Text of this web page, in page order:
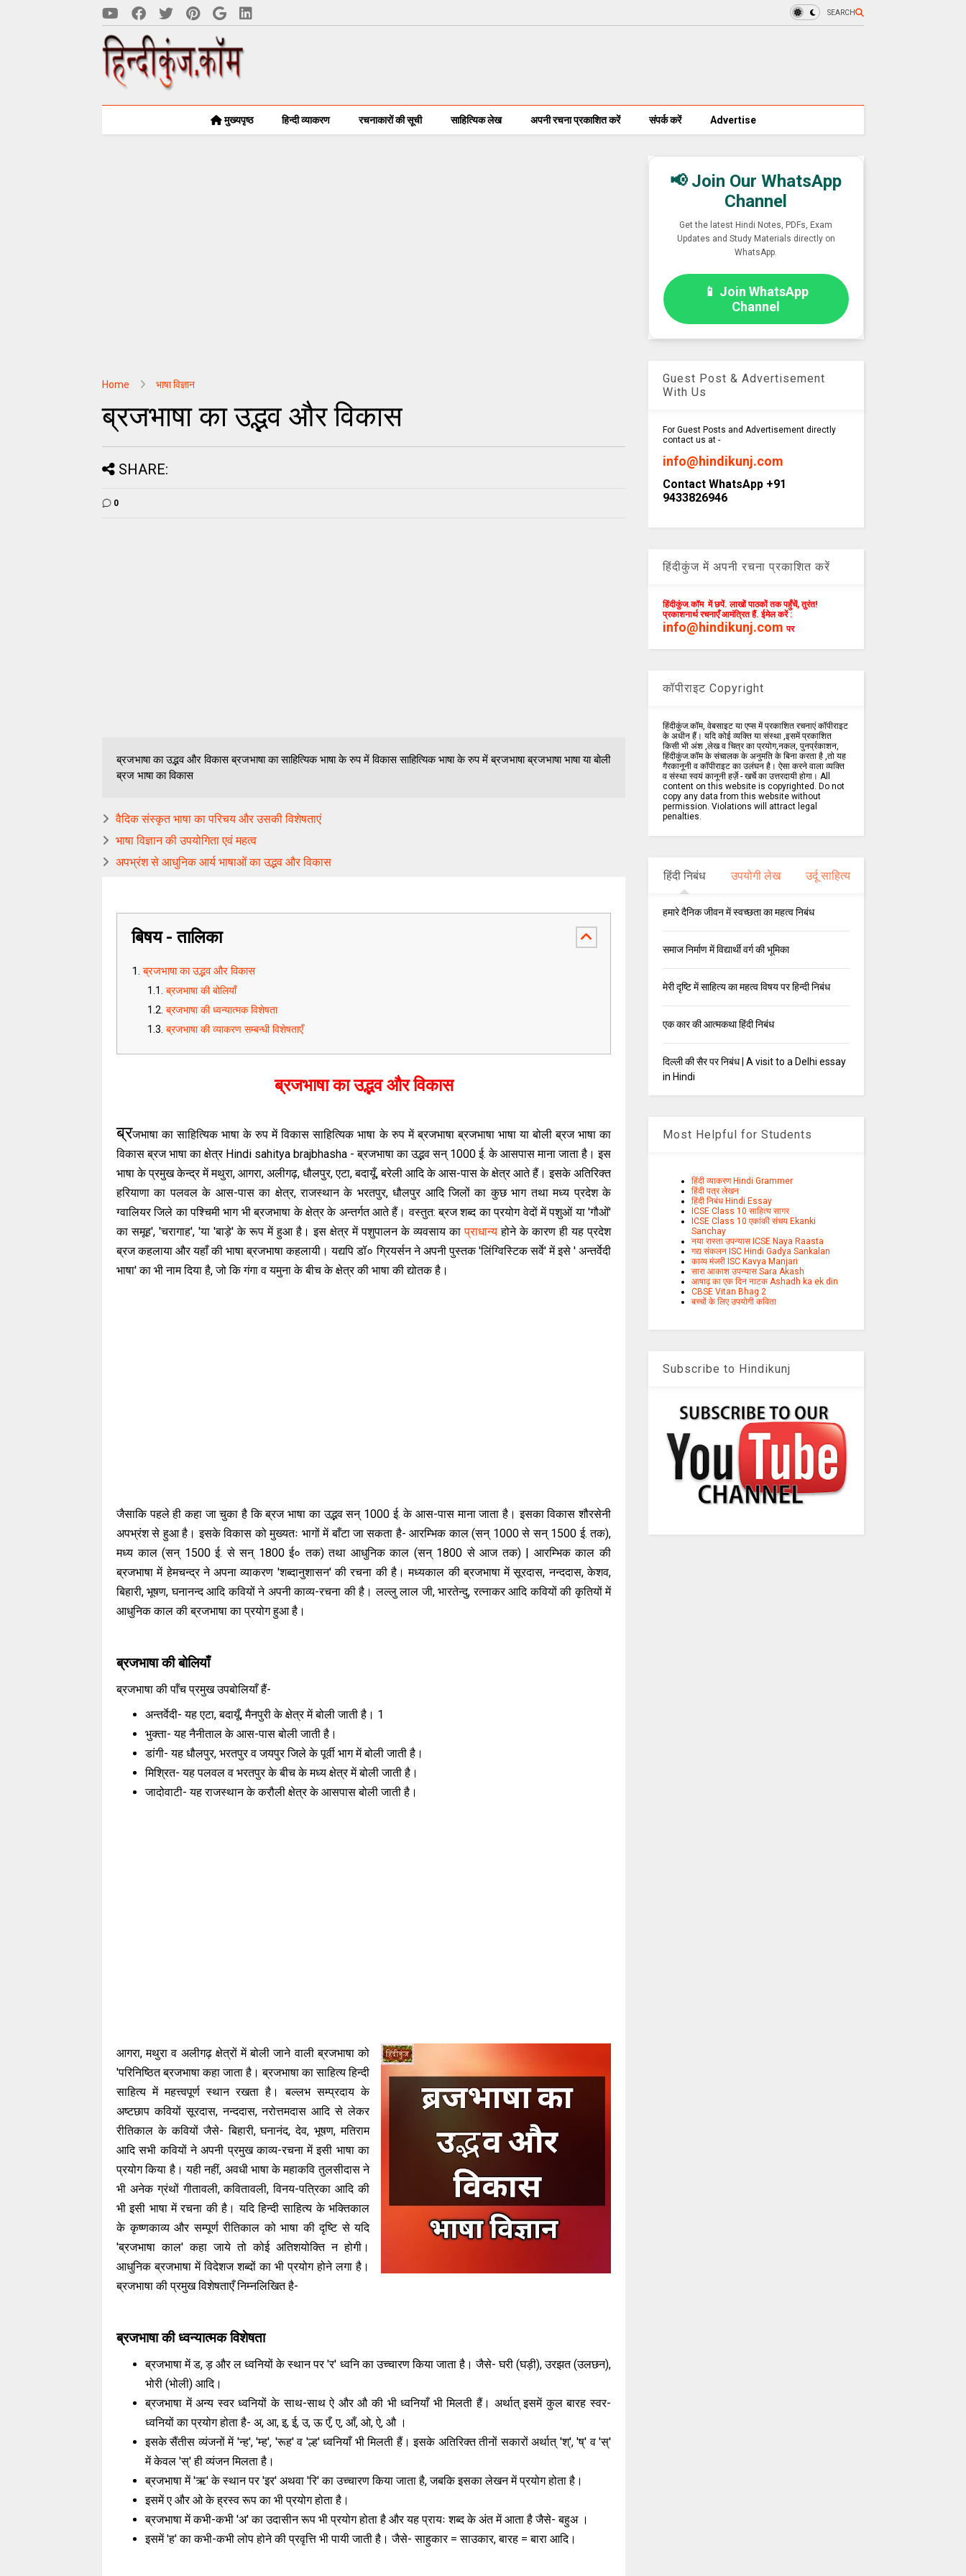
SEARCH
मुख्यपृष्ठ हिन्दी व्याकरण रचनाकारों की सूची साहित्यिक लेख अपनी रचना प्रकाशित करें संपर्क करें Advertise
Home भाषा विज्ञान
ब्रजभाषा का उद्भव और विकास
SHARE:
0
ब्रजभाषा का उद्भव और विकास ब्रजभाषा का साहित्यिक भाषा के रुप में विकास साहित्यिक भाषा के रुप में ब्रजभाषा ब्रजभाषा भाषा या बोली
ब्रज भाषा का विकास
वैदिक संस्कृत भाषा का परिचय और उसकी विशेषताएं
भाषा विज्ञान की उपयोगिता एवं महत्व
अपभ्रंश से आधुनिक आर्य भाषाओं का उद्भव और विकास
बिषय - तालिका
ब्रजभाषा का उद्भव और विकास
ब्रजभाषा की बोलियाँ
ब्रजभाषा की ध्वन्यात्मक विशेषता
ब्रजभाषा की व्याकरण सम्बन्धी विशेषताएँ
ब्रजभाषा का उद्भव और विकास
ब्रजभाषा का साहित्यिक भाषा के रुप में विकास साहित्यिक भाषा के रुप में ब्रजभाषा ब्रजभाषा भाषा या बोली ब्रज भाषा का
विकास ब्रज भाषा का क्षेत्र Hindi sahitya brajbhasha - ब्रजभाषा का उद्भव सन् 1000 ई. के आसपास माना जाता है। इस
भाषा के प्रमुख केन्द्र में मथुरा, आगरा, अलीगढ़, धौलपुर, एटा, बदायूँ, बरेली आदि के आस-पास के क्षेत्र आते हैं। इसके अतिरिक्त
हरियाणा का पलवल के आस-पास का क्षेत्र, राजस्थान के भरतपुर, धौलपुर आदि जिलों का कुछ भाग तथा मध्य प्रदेश के
ग्वालियर जिले का पश्चिमी भाग भी ब्रजभाषा के क्षेत्र के अन्तर्गत आते हैं। वस्तुत: ब्रज शब्द का प्रयोग वेदों में पशुओं या 'गौओं'
का समूह', 'चरागाह', 'या 'बाड़े' के रूप में हुआ है। इस क्षेत्र में पशुपालन के व्यवसाय काप्राधान्य होने के कारण ही यह प्रदेश
ब्रज कहलाया और यहाँ की भाषा ब्रजभाषा कहलायी। यद्यपि डॉ० ग्रियर्सन ने अपनी पुस्तक 'लिंग्विस्टिक सर्वे' में इसे ' अन्तर्वेदी
भाषा' का भी नाम दिया है, जो कि गंगा व यमुना के बीच के क्षेत्र की भाषा की द्योतक है।
जैसाकि पहले ही कहा जा चुका है कि ब्रज भाषा का उद्भव सन् 1000 ई. के आस-पास माना जाता है। इसका विकास शौरसेनी
अपभ्रंश से हुआ है। इसके विकास को मुख्यतः भागों में बाँटा जा सकता है- आरम्भिक काल (सन् 1000 से सन् 1500 ई. तक),
मध्य काल (सन् 1500 ई. से सन् 1800 ई० तक) तथा आधुनिक काल (सन् 1800 से आज तक) | आरम्भिक काल की
ब्रजभाषा में हेमचन्द्र ने अपना व्याकरण 'शब्दानुशासन' की रचना की है। मध्यकाल की ब्रजभाषा में सूरदास, नन्ददास, केशव,
बिहारी, भूषण, घनानन्द आदि कवियों ने अपनी काव्य-रचना की है। लल्लु लाल जी, भारतेन्दु, रत्नाकर आदि कवियों की कृतियों में
आधुनिक काल की ब्रजभाषा का प्रयोग हुआ है।
ब्रजभाषा की बोलियाँ
ब्रजभाषा की पाँच प्रमुख उपबोलियाँ हैं-
अन्तर्वेदी- यह एटा, बदायूँ, मैनपुरी के क्षेत्र में बोली जाती है। 1
भुक्ता- यह नैनीताल के आस-पास बोली जाती है।
डांगी- यह धौलपुर, भरतपुर व जयपुर जिले के पूर्वी भाग में बोली जाती है।
मिश्रित- यह पलवल व भरतपुर के बीच के मध्य क्षेत्र में बोली जाती है।
जादोवाटी- यह राजस्थान के करौली क्षेत्र के आसपास बोली जाती है।
आगरा, मथुरा व अलीगढ़ क्षेत्रों में बोली जाने वाली ब्रजभाषा को
'परिनिष्ठित ब्रजभाषा कहा जाता है। ब्रजभाषा का साहित्य हिन्दी
साहित्य में महत्त्वपूर्ण स्थान रखता है। बल्लभ सम्प्रदाय के
अष्टछाप कवियों सूरदास, नन्ददास, नरोत्तमदास आदि से लेकर
रीतिकाल के कवियों जैसे- बिहारी, घनानंद, देव, भूषण, मतिराम
आदि सभी कवियों ने अपनी प्रमुख काव्य-रचना में इसी भाषा का
प्रयोग किया है। यही नहीं, अवधी भाषा के महाकवि तुलसीदास ने
भी अनेक ग्रंथों गीतावली, कवितावली, विनय-पत्रिका आदि की
भी इसी भाषा में रचना की है। यदि हिन्दी साहित्य के भक्तिकाल
के कृष्णकाव्य और सम्पूर्ण रीतिकाल को भाषा की दृष्टि से यदि
'ब्रजभाषा काल' कहा जाये तो कोई अतिशयोक्ति न होगी।
आधुनिक ब्रजभाषा में विदेशज शब्दों का भी प्रयोग होने लगा है।
ब्रजभाषा की प्रमुख विशेषताएँ निम्नलिखित है-
ब्रजभाषा की ध्वन्यात्मक विशेषता
ब्रजभाषा में ड, ड़ और ल ध्वनियों के स्थान पर 'र' ध्वनि का उच्चारण किया जाता है। जैसे- घरी (घड़ी), उरझत (उलछन),
भोरी (भोली) आदि।
ब्रजभाषा में अन्य स्वर ध्वनियों के साथ-साथ ऐ और औ की भी ध्वनियाँ भी मिलती हैं। अर्थात् इसमें कुल बारह स्वर-
ध्वनियों का प्रयोग होता है- अ, आ, इ, ई, उ, ऊ एँ, ए, आँ, ओ, ऐ, औ ।
इसके सैंतीस व्यंजनों में 'न्ह', 'म्ह', 'रूह' व 'ल्ह' ध्वनियाँ भी मिलती हैं। इसके अतिरिक्त तीनों सकारों अर्थात् 'श्', 'ष्' व 'स्'
में केवल 'स्' ही व्यंजन मिलता है।
ब्रजभाषा में 'ऋ' के स्थान पर 'इर' अथवा 'रि' का उच्चारण किया जाता है, जबकि इसका लेखन में प्रयोग होता है।
इसमें ए और ओ के ह्रस्व रूप का भी प्रयोग होता है।
ब्रजभाषा में कभी-कभी 'अ' का उदासीन रूप भी प्रयोग होता है और यह प्रायः शब्द के अंत में आता है जैसे- बहुअ ।
इसमें 'ह' का कभी-कभी लोप होने की प्रवृत्ति भी पायी जाती है। जैसे- साहुकार = साउकार, बारह = बारा आदि।
📢 Join Our WhatsApp
Channel
Get the latest Hindi Notes, PDFs, Exam
Updates and Study Materials directly on
WhatsApp.
📱 Join WhatsApp
Channel
Guest Post & Advertisement
With Us
For Guest Posts and Advertisement directly
contact us at -
info@hindikunj.com
Contact WhatsApp +91
9433826946
हिंदीकुंज में अपनी रचना प्रकाशित करें
हिंदीकुंज.कॉम में छपें. लाखों पाठकों तक पहुँचें, तुरंत!
प्रकाशनार्थ रचनाएँ आमंत्रित हैं. ईमेल करें :
info@hindikunj.com पर
कॉपीराइट Copyright
हिंदीकुंज.कॉम, वेबसाइट या एप्स में प्रकाशित रचनाएं कॉपीराइट
के अधीन हैं। यदि कोई व्यक्ति या संस्था ,इसमें प्रकाशित
किसी भी अंश ,लेख व चित्र का प्रयोग,नकल, पुनर्प्रकाशन,
हिंदीकुंज.कॉम के संचालक के अनुमति के बिना करता है ,तो यह
गैरकानूनी व कॉपीराइट का उलंघन है। ऐसा करने वाला व्यक्ति
व संस्था स्वयं कानूनी हर्ज़े - खर्चे का उत्तरदायी होगा। All
content on this website is copyrighted. Do not
copy any data from this website without
permission. Violations will attract legal
penalties.
हिंदी निबंध उपयोगी लेख उर्दू साहित्य
हमारे दैनिक जीवन में स्वच्छता का महत्व निबंध
समाज निर्माण में विद्यार्थी वर्ग की भूमिका
मेरी दृष्टि में साहित्य का महत्व विषय पर हिन्दी निबंध
एक कार की आत्मकथा हिंदी निबंध
दिल्ली की सैर पर निबंध | A visit to a Delhi essay
in Hindi
Most Helpful for Students
हिंदी व्याकरण Hindi Grammer
हिंदी पत्र लेखन
हिंदी निबंध Hindi Essay
ICSE Class 10 साहित्य सागर
ICSE Class 10 एकांकी संचय Ekanki
Sanchay
नया रास्ता उपन्यास ICSE Naya Raasta
गद्य संकलन ISC Hindi Gadya Sankalan
काव्य मंजरी ISC Kavya Manjari
सारा आकाश उपन्यास Sara Akash
आषाढ़ का एक दिन नाटक Ashadh ka ek din
CBSE Vitan Bhag 2
बच्चों के लिए उपयोगी कविता
Subscribe to Hindikunj